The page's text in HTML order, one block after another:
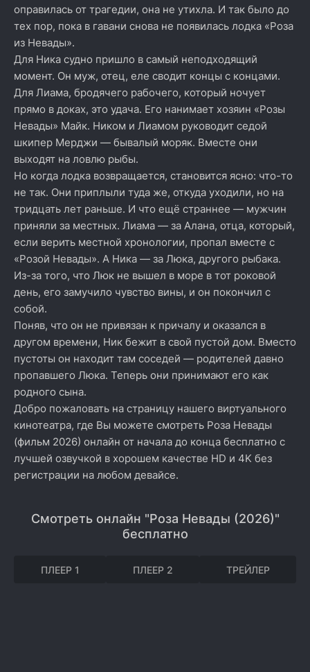
оправилась от трагедии, она не утихла. И так было до
тех пор, пока в гавани снова не появилась лодка «Роза
из Невады».
Для Ника судно пришло в самый неподходящий
момент. Он муж, отец, еле сводит концы с концами.
Для Лиама, бродячего рабочего, который ночует
прямо в доках, это удача. Его нанимает хозяин «Розы
Невады» Майк. Ником и Лиамом руководит седой
шкипер Мерджи — бывалый моряк. Вместе они
выходят на ловлю рыбы.
Но когда лодка возвращается, становится ясно: что-то
не так. Они приплыли туда же, откуда уходили, но на
тридцать лет раньше. И что ещё страннее — мужчин
приняли за местных. Лиама — за Алана, отца, который,
если верить местной хронологии, пропал вместе с
«Розой Невады». А Ника — за Люка, другого рыбака.
Из-за того, что Люк не вышел в море в тот роковой
день, его замучило чувство вины, и он покончил с
собой.
Поняв, что он не привязан к причалу и оказался в
другом времени, Ник бежит в свой пустой дом. Вместо
пустоты он находит там соседей — родителей давно
пропавшего Люка. Теперь они принимают его как
родного сына.
Добро пожаловать на страницу нашего виртуального
кинотеатра, где Вы можете смотреть Роза Невады
(фильм 2026) онлайн от начала до конца бесплатно с
лучшей озвучкой в хорошем качестве HD и 4K без
регистрации на любом девайсе.
Смотреть онлайн "Роза Невады (2026)"
бесплатно
ПЛЕЕР 1 ПЛЕЕР 2 ТРЕЙЛЕР